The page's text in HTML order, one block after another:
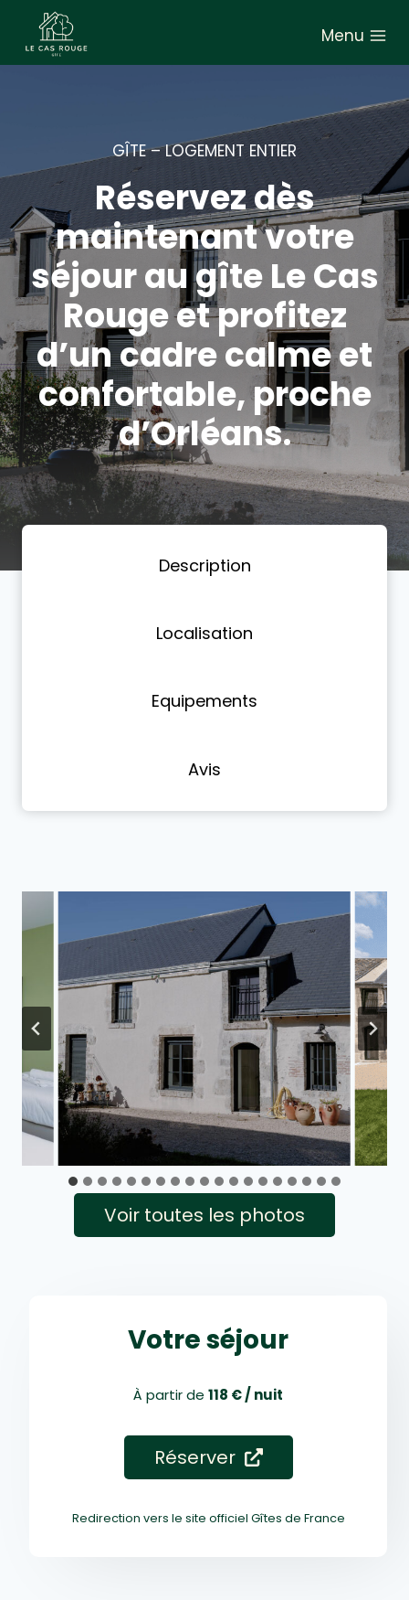
l
n
n
u
Menu
GÎTE – LOGEMENT ENTIER
Réservez dès
maintenant votre
séjour au gîte Le Cas
Rouge et profitez
d’un cadre calme et
confortable, proche
d’Orléans.
Description
Localisation
Equipements
Avis
Voir toutes les photos
Votre séjour
À partir de 118 € / nuit
Réserver
Redirection vers le site officiel Gîtes de France